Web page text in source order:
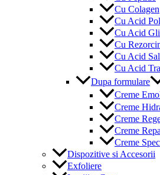
Cu Colagen
Cu Acid
Cu Acid
Cu
Cu Acid
Cu Acid
Dupa formulare
Creme
Creme
Creme
Creme
Creme
Dispozitive si Accesorii
Exfoliere